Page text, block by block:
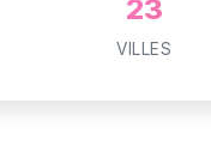
23
VILLES